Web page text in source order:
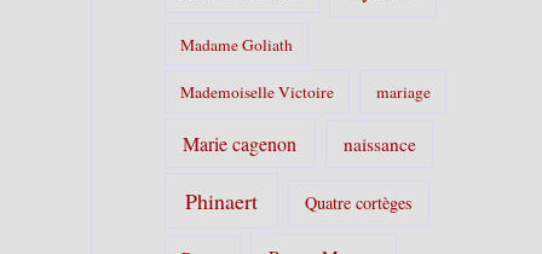
Madame Goliath
Mademoiselle Victoire mariage
Marie cagenon naissance
Phinaert Quatre cortèges